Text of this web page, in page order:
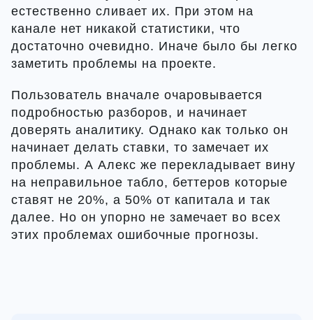
естественно сливает их. При этом на
канале нет никакой статистики, что
достаточно очевидно. Иначе было бы легко
заметить проблемы на проекте.
Пользователь вначале очаровывается
подробностью разборов, и начинает
доверять аналитику. Однако как только он
начинает делать ставки, то замечает их
проблемы. А Алекс же перекладывает вину
на неправильное табло, беттеров которые
ставят не 20%, а 50% от капитала и так
далее. Но он упорно не замечает во всех
этих проблемах ошибочные прогнозы.